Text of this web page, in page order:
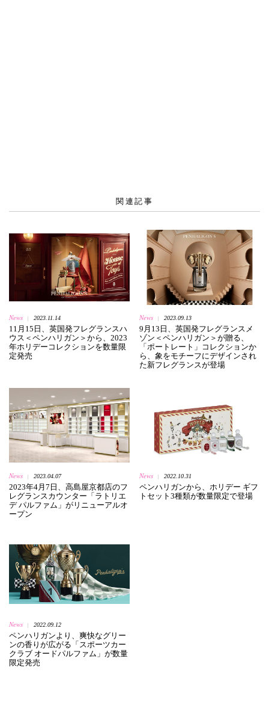
関連記事
News 2023.11.14
11月15日、英国発フレグランスハ
ウス＜ペンハリガン＞から、2023
年ホリデーコレクションを数量限
定発売
News 2023.09.13
9月13日、英国発フレグランスメ
ゾン＜ペンハリガン＞が贈る、
「ポートレート」コレクションか
ら、象をモチーフにデザインされ
た新フレグランスが登場
News 2023.04.07
2023年4月7日、高島屋京都店のフ
レグランスカウンター「ラトリエ
デ パルファム」がリニューアルオ
ープン
News 2022.10.31
ペンハリガンから、ホリデー ギフ
トセット3種類が数量限定で登場
News 2022.09.12
ペンハリガンより、爽快なグリー
ンの香りが広がる「スポーツカー
クラブ オードパルファム」が数量
限定発売